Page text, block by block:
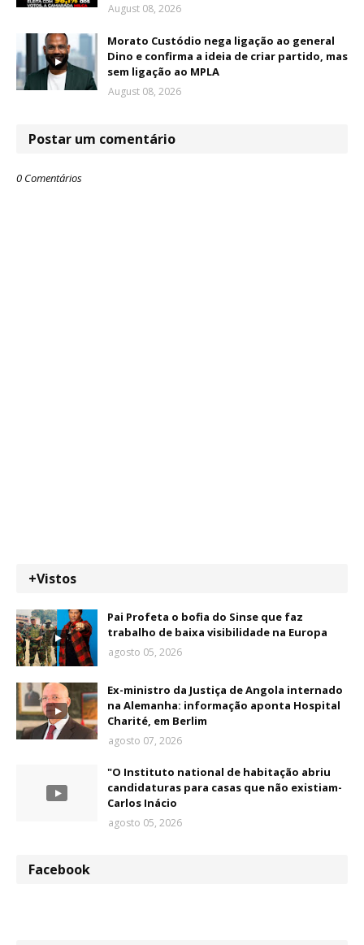
August 08, 2026
Morato Custódio nega ligação ao general
Dino e confirma a ideia de criar partido, mas
sem ligação ao MPLA
August 08, 2026
Postar um comentário
0 Comentários
+Vistos
Pai Profeta o bofia do Sinse que faz
trabalho de baixa visibilidade na Europa
agosto 05, 2026
Ex-ministro da Justiça de Angola internado
na Alemanha: informação aponta Hospital
Charité, em Berlim
agosto 07, 2026
"O Instituto national de habitação abriu
candidaturas para casas que não existiam-
Carlos Inácio
agosto 05, 2026
Facebook